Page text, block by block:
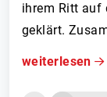
ihrem Ritt auf
geklärt.
weiterlesen